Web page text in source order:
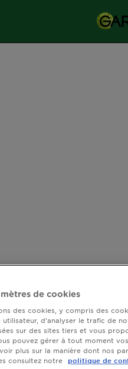
de cookies
des cookies, y compris des
utilisateur, d’analyser le trafic de
sur des sites tiers et vous
pouvez gérer à tout moment
plus sur la manière dont nos
consultez notre
politique de